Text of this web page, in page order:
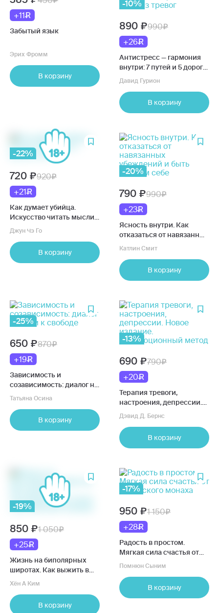
+11
Забытый язык
Эрих Фромм
В корзину
-10%
890
990
+26
Антистресс — гармония
внутри: 7 путей и 5 дорог
сквозь чащу из тревог
Давид Гурион
В корзину
-22%
720
920
+21
Как думает убийца.
Искусство читать мысли
зла
Джун Чэ Го
В корзину
-20%
790
990
+23
Ясность внутри. Как
отказаться от навязанных
убеждений и быть
Катлин Смит
В корзину
-25%
650
870
+19
Зависимость и
созависимость: диалог на
пути к свободе
Татьяна Осина
В корзину
-13%
690
790
+20
Терапия тревоги,
настроения, депрессии.
Новое издание.
Дэвид Д. Бернс
В корзину
-19%
850
1 050
+25
Жизнь на биполярных
широтах. Как выжить в
экстремальных зонах
Хён А Ким
В корзину
-17%
950
1 150
+28
Радость в простом.
Мягкая сила счастья от
корейского монаха
Помнюн Сыним
В корзину